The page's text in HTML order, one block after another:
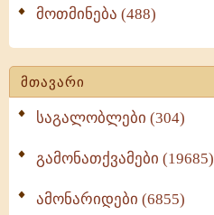
მოთმინება (488)
მთავარი
საგალობლები (304)
გამონათქვამები (19685)
ამონარიდები (6855)